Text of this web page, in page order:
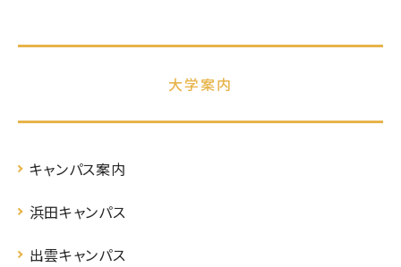
大学案内
キャンパス案内
浜田キャンパス
出雲キャンパス